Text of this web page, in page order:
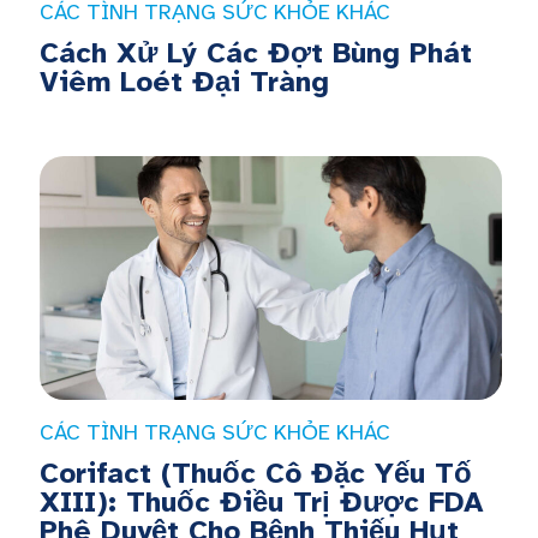
CÁC TÌNH TRẠNG SỨC KHỎE KHÁC
Cách Xử Lý Các Đợt Bùng Phát
Viêm Loét Đại Tràng
CÁC TÌNH TRẠNG SỨC KHỎE KHÁC
Corifact (Thuốc Cô Đặc Yếu Tố
XIII): Thuốc Điều Trị Được FDA
Phê Duyệt Cho Bệnh Thiếu Hụt